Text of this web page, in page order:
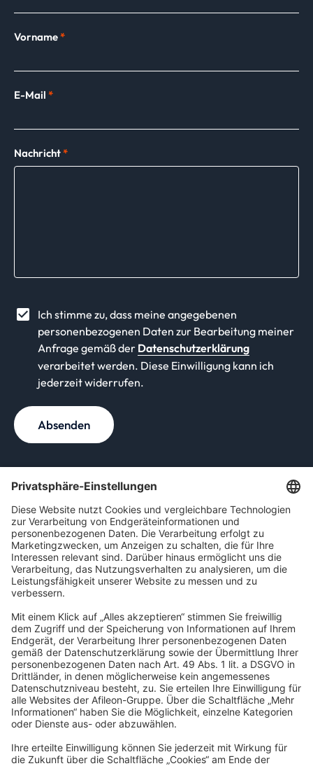
Vorname*
E-Mail *
Nachricht*
Ich stimme zu, dass meine angegebenen
personenbezogenen Daten zur Bearbeitung meiner
Anfrage gemäß der Datenschutzerklärung
verarbeitet werden. Diese Einwilligung kann ich
jederzeit widerrufen.
Absenden
Afileon Audit GmbH Wirtschaftsprüfungsgesellschaft
82041 Oberhaching
info@afileon.com
Impressum
Datenschutz
Barrierefreiheit